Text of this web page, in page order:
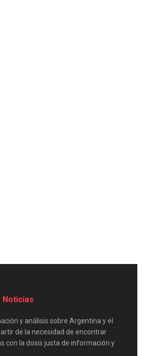
Noticias
y análisis sobre Argentina y el
de la necesidad de encontrar
con la dosis justa de información y